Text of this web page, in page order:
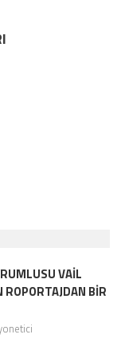
VAİL
ROPORTAJDAN BİR